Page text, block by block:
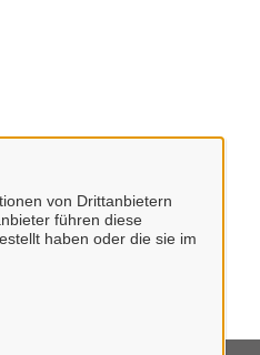
von Drittanbietern
führen diese
haben oder die sie im